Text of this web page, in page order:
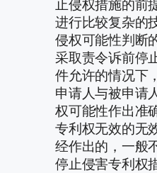
止侵权措施的前
进行比较复杂的
侵权可能性判断
采取责令诉前停
件允许的情况下
申请人与被申请
权可能性作出准
专利权无效的无
经作出的，一般
停止侵害专利权